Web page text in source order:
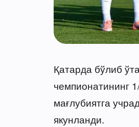
Қатарда бўлиб
чемпионатининг
мағлубиятга
якунланди.